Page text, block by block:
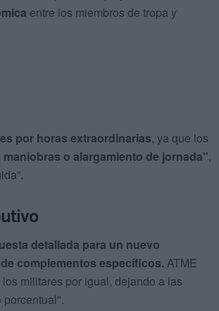
entre los miembros de tropa y
por horas extraordinarias, ya que los
o alargamiento de jornada",
detallada para un nuevo
complementos específicos. ATME
los militares por igual, dejando a las